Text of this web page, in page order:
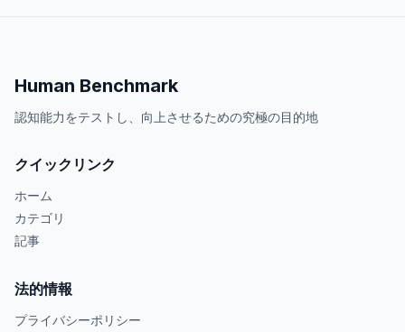
Human Benchmark
認知能力をテストし、向上させるための究極の目的地
クイックリンク
ホーム
カテゴリ
記事
法的情報
プライバシーポリシー